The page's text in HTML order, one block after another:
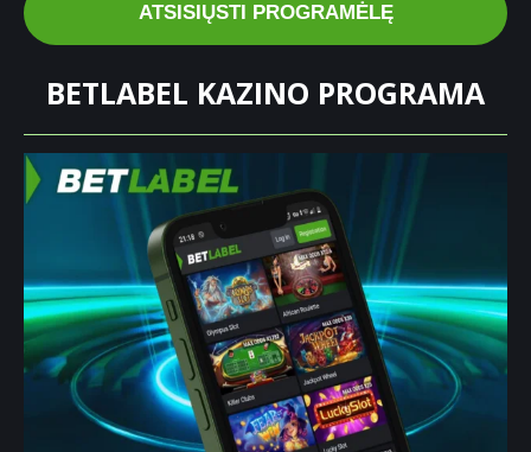
ATSISIŲSTI PROGRAMĖLĘ
BETLABEL KAZINO PROGRAMA